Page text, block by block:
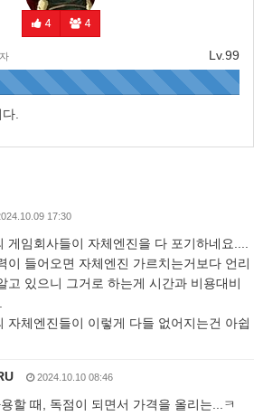
4 4
Lv.99
.
17:30
게임회사들이 자체엔진을 다 포기하네요....
이 들어오면 자체엔진 가르치는거보다 언리
고 있으니 그거로 하는게 시간과 비용대비
자체엔진들이 이렇게 다들 없어지는건 아쉽
2024.10.10 08:46
할 때, 독점이 되면서 가격을 올리는...ㅋ